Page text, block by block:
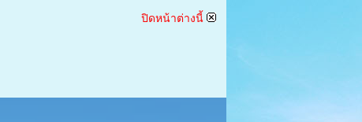
ปิดหน้าต่างนี้